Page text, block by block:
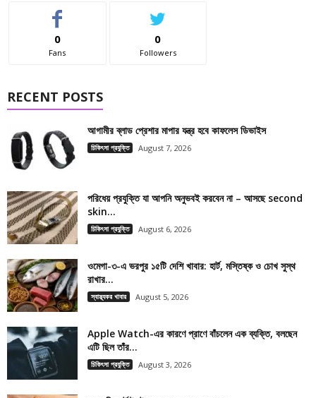
0
Fans
0
Followers
RECENT POSTS
আগামীর ব্লাড প্রেশার মাপার যন্ত্র হবে কাফলেস ডিভাইস
চিকিৎসা প্রযুক্তি August 7, 2026
পরিধেয় প্রযুক্তি যা আপনি অনুভবই করবেন না – আসছে second
skin...
চিকিৎসা প্রযুক্তি August 6, 2026
ওমেগা-৩-এ ভরপুর ১৫টি দেশি খাবার: হার্ট, মস্তিষ্ক ও চোখ সুস্থ
রাখার...
স্বাস্থ্যকর খাবার August 5, 2026
Apple Watch-এর কারণে প্রাণে বাঁচলেন এক ব্যক্তি, বলছেন
এটি ছিল তাঁর...
চিকিৎসা প্রযুক্তি August 3, 2026